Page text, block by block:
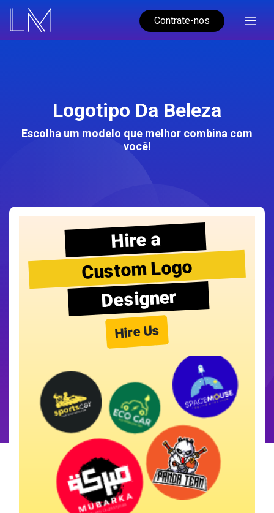
Contrate-nos
Logotipo Da Beleza
Escolha um modelo que melhor combina com
você!
Hire a
Custom Logo
Designer
Hire Us